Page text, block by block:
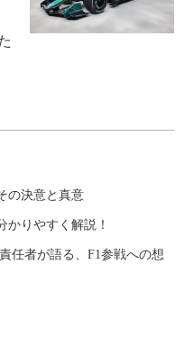
の決意と真意
かりやすく解説！
任者が語る、F1参戦への想